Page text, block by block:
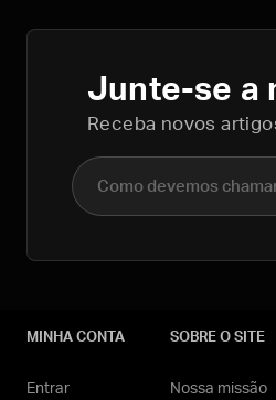
Junte-se a
Receba novos
Nome completo
MINHA CONTA
Entrar
SOBRE O SITE
Nossa missão